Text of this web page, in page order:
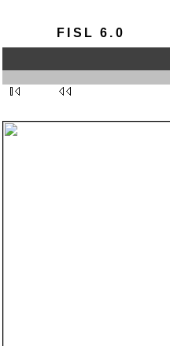
FISL 6.0